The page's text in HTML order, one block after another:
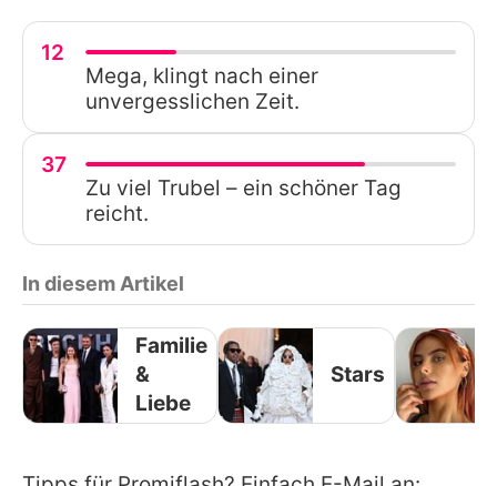
12
Mega, klingt nach einer
unvergesslichen Zeit.
37
Zu viel Trubel – ein schöner Tag
reicht.
In diesem Artikel
Familie
&
Liebe
Stars